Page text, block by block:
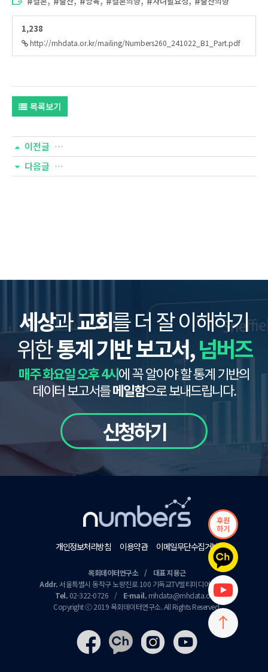
후원
하기
1,238
http://mhdata.or.kr/mailing/Numbers260_241022_B1_Part.pdf
목록보기
이전글 일반사회통계(260호) - 세계 기아 실태
다음글
세상과교회를 더 잘 이해하기
위한통계 기반 보고서,넘버즈
매주 화요일 오후 4시에 꼭 알아야 할 통계 기반의
데이터 보고서를메일함으로 보내드립니다.
신청하기
개인정보처리방침 이용약관 이메일무단수집거부
목회데이터연구소 / 대표 지용근
Addr.서울특별시 동작구 노량진로 100 기독교TV멀티미디어센터 9층
Tel. 02-322-0726 / E-mail. mhdata@mhdata.or.kr
Copyright ⓒ 2019 목회데이터연구소. All Rights Reserved.